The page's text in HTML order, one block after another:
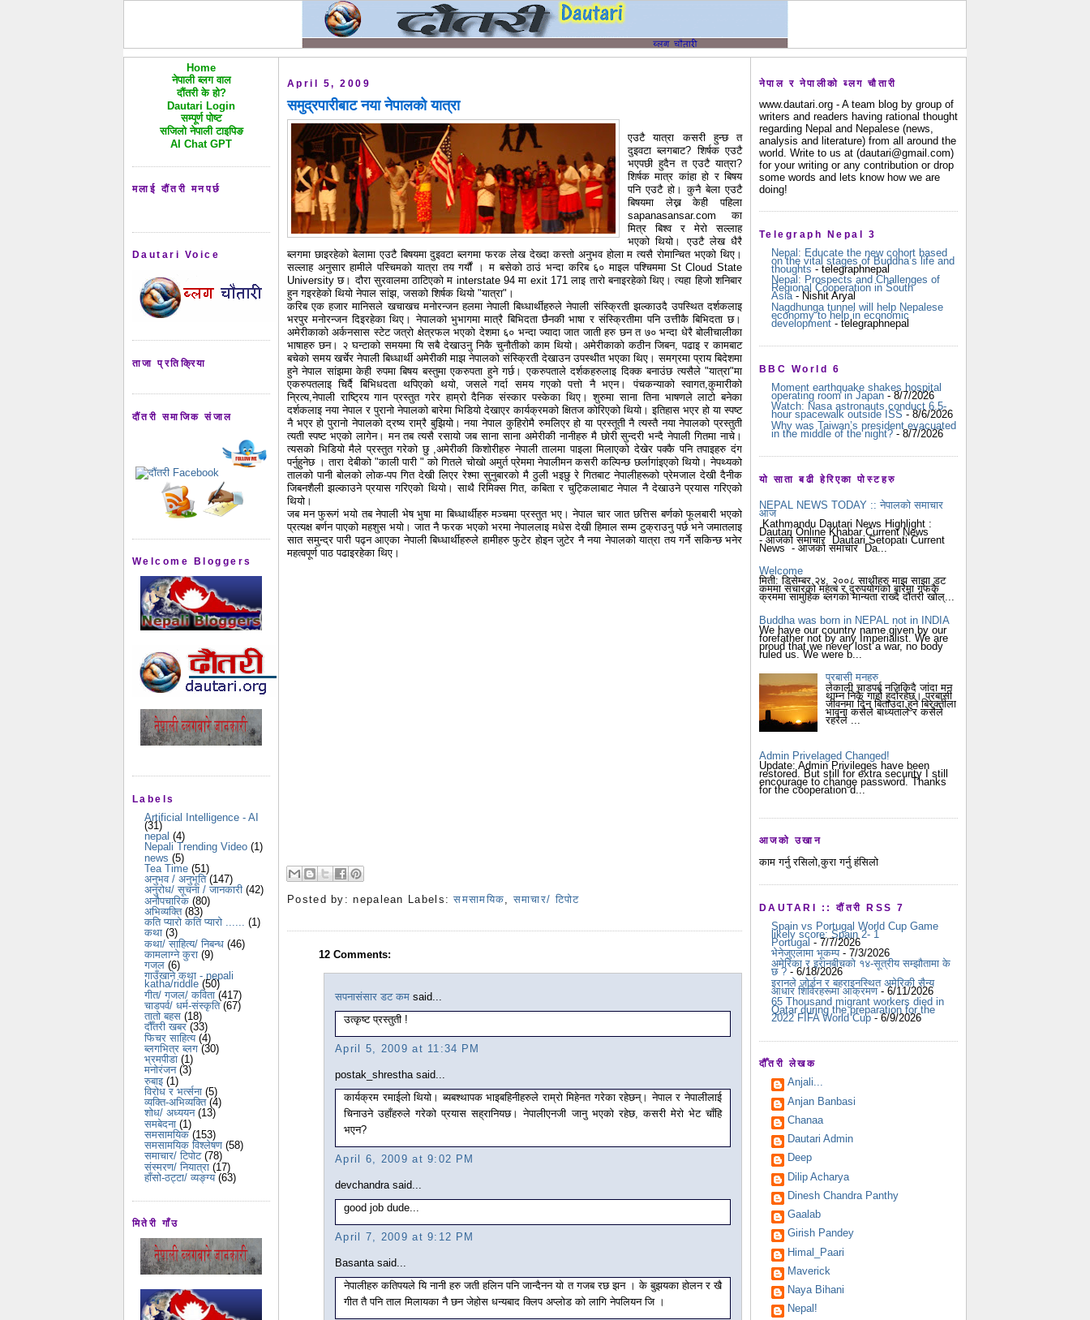
Home
नेपाली ब्लग वाल
दौंतरी के हो?
Dautari Login
सम्पूर्ण पोष्ट
सजिलो नेपाली टाइपिङ
AI Chat GPT
मलाई दौंतरी मनपर्छ
Dautari Voice
ताजा प्रतिक्रिया
दौंतरी समाजिक संजाल
Welcome Bloggers
Labels
Artificial Intelligence - AI
(31)
nepal (4)
Nepali Trending Video (1)
news (5)
Tea Time (51)
अनुभव / अनुभूति (147)
अनुरोध/ सूचना / जानकारी (42)
अनौपचारिक (80)
अभिव्यक्ति (83)
कति प्यारो कति प्यारो ...... (1)
कथा (3)
कथा/ साहित्य/ निबन्ध (46)
कामलाग्ने कुरा (9)
गजल (6)
गाउँखाने कथा - nepali
katha/riddle (50)
गीत/ गजल/ कविता (417)
चाडपर्व/ धर्म-संस्कृति (67)
तातो बहस (18)
दौँतरी खबर (33)
फिचर साहित्य (4)
ब्लगभित्र ब्लग (30)
भ्रमपीडा (1)
मनोरंजन (3)
रुबाइ (1)
विरोध र भर्त्सना (5)
व्यक्ति-अभिव्यक्ति (4)
शोध/ अध्ययन (13)
समबेदना (1)
समसामयिक (153)
समसामयिक विश्लेषण (58)
समाचार/ टिपोट (78)
संस्मरण/ नियात्रा (17)
हाँसो-ठट्टा/ व्यङ्ग्य (63)
मितेरी गाँउ
April 5, 2009
समुद्रपारीबाट नया नेपालको यात्रा
एउटै यात्रा कसरी हुन्छ त
दुइवटा ब्लगबाट? शिर्षक एउटै
भएपछी हुदैन त एउटै यात्रा?
शिर्षक मात्र कांहा हो र बिषय
पनि एउटै हो। कुनै बेला एउटै
बिषयमा लेख्न केही पहिला
sapanasansar.com का
मित्र बिश्व र मेरो सल्लाह
भएको थियो। एउटै लेख धैरै
ब्लगमा छाइरहेको बेलामा एउटै बिषयमा दुइवटा ब्लगमा फरक लेख देख्दा कस्तो अनुभव होला म त्यसै रोमान्चित भएको थिए।
सल्लाह अनुसार हामीले पस्चिमको यात्रा तय गर्यौं । म बसेको ठाउं भन्दा करिब ६० माइल पश्चिममा St Cloud State
University छ। दौरा सुरवालमा ठाटिएको म interstate 94 मा exit 171 लाइ तारो बनाइरहेको थिए। त्यहा हिजो शनिबार
हुन गइरहेको थियो नेपाल सांझ, जसको शिर्षक थियो "यात्रा"।
करिब एक हजार मानिसले खचाखच मनोरन्जन हलमा नेपाली बिध्धार्थीहरुले नेपाली संस्क्रिती झल्काउदै उपस्थित दर्शकलाइ
भरपुर मनोरन्जन दिइरहेका थिए। नेपालको भुभागमा मात्रै बिभिदता छैनकी भाषा र संस्क्रितीमा पनि उत्तीकै बिभिदता छ।
अमेरीकाको अर्कनसास स्टेट जत्रो क्षेत्रफल भएको देशमा ६० भन्दा ज्यादा जात जाती हरु छन त ७० भन्दा धेरै बोलीचालीका
भाषाहरु छन। २ घन्टाको समयमा यि सबै देखाउनु निकै चुनौतीको काम थियो। अमेरीकाको कठीन जिबन, पढाइ र कामबाट
बचेको समय खर्चेर नेपाली बिध्धार्थी अमेरीकी माझ नेपालको संस्क्रिती देखाउन उपस्थीत भएका थिए। समग्रमा प्राय बिदेशमा
हुने नेपाल सांझमा केही रुपमा बिषय बस्तुमा एकरुपता हुने गर्छ। एकरुपताले दर्शकहरुलाइ दिक्क बनाउंछ त्यसैले "यात्रा"मा
एकरुपतलाइ चिर्दै बिभिधदता थपिएको थयो, जसले गर्दा समय गएको पत्तो नै भएन। पंचकन्याको स्वागत,कुमारीको
न्रित्य,नेपाली राष्ट्रिय गान प्रस्तुत गरेर हाम्रो दैनिक संस्कार पस्केका थिए। शुरुमा साना तिना भाषणले लाटो बनेका
दर्शकलाइ नया नेपाल र पुरानो नेपालको बारेमा भिडियो देखाएर कार्यक्रमको क्षितज कोरिएको थियो। इतिहास भएर हो या स्पष्ट
नै भएर हो पुरानो नेपालको द्रष्य राम्रै बुझियो। नया नेपाल कुहिरोमै रुमलिएर हो या प्रस्तूती नै त्यस्तै नया नेपालको प्रस्तुती
त्यती स्पष्ट भएको लागेन। मन तब त्यसै रसायो जब साना साना अमेरीकी नानीहरु मै छोरी सुन्दरी भन्दै नेपाली गितमा नाचे।
त्यसको भिडियो मैले प्रस्तुत गरेको छु ,अमेरीकी किशोरीहरु नेपाली तालमा पाइला मिलाएको देखेर पक्कै पनि तपाइहरु दंग
पर्नुहुनेछ । तारा देबीको "काली पारी " को गितले चोखो अमुर्त प्रेममा नेपालीमन कसरी कल्पिन्छ छर्लागांइएको थियो। नेपथ्यको
तालको पानी बोलको लोक-पप गित देखी लिएर रेश्मा सुनुबारको मै ठुली भइछु रे गितबाट नेपालीहरूको प्रेमजाल देखी दैनीक
जिबनशैली झल्काउने प्रयास गरिएको थियो। साथै रिमिक्स गित, कबिता र चुट्किलाबाट नेपाल नै देखाउने प्रयास गरिएको
थियो।
जब मन फुरूगं भयो तब नेपाली भेष भुषा मा बिध्धार्थीहरु मञ्चमा प्रस्तुत भए। नेपाल चार जात छत्तिस बर्णको फूलबारी भएको
प्रत्यक्ष बर्णन पाएको महशुस भयो। जात नै फरक भएको भरमा नेपाललाइ मधेस देखी हिमाल सम्म टुक्राउनु पर्छ भने जमातलाइ
सात समुन्द्र पारी पढ्न आएका नेपाली बिध्धार्थीहरुले हामीहरु फुटेर होइन जुटेर नै नया नेपालको यात्रा तय गर्ने सकिन्छ भनेर
महत्वपूर्ण पाठ पढाइरहेका थिए।
Posted by:nepalean Labels:समसामयिक ,समाचार/ टिपोट
12 Comments:
सपनासंसार डट कम said...
उत्कृष्ट प्रस्तुती !
April 5, 2009 at 11:34 PM
postak_shrestha said...
कार्यक्रम रमाईलो थियो। ब्यबश्थापक भाइबहिनीहरुले राम्रो मिहेनत गरेका रहेछन्। नेपाल र नेपालीलाई
चिनाउने उहाँहरुले गरेको प्रयास सह्रानियछ। नेपालीएनजी जानु भएको रहेछ, कसरी मेरो भेट चाँहि
भएन?
April 6, 2009 at 9:02 PM
devchandra said...
good job dude...
April 7, 2009 at 9:12 PM
Basanta said...
नेपालीहरु कतिपयले यि नानी हरु जती हलिन पनि जान्दैनन यो त गजब रछ झन । के बुझयका होलन र खै
गीत तै पनि ताल मिलायका नै छन जेहोस धन्यबाद क्लिप अप्लोड को लागि नेपलियन जि ।
नेपाल र नेपालीको ब्लग चौतारी
www.dautari.org - A team blog by group of
writers and readers having rational thought
regarding Nepal and Nepalese (news,
analysis and literature) from all around the
world. Write to us at (dautari@gmail.com)
for your writing or any contribution or drop
some words and lets know how we are
doing!
Telegraph Nepal 3
Nepal: Educate the new cohort based
on the vital stages of Buddha’s life and
thoughts - telegraphnepal
Nepal: Prospects and Challenges of
Regional Cooperation in South
Asia- Nishit Aryal
Nagdhunga tunnel will help Nepalese
economy to help in economic
development - telegraphnepal
BBC World 6
Moment earthquake shakes hospital
operating room in Japan - 8/7/2026
Watch: Nasa astronauts conduct 6.5-
hour spacewalk outside ISS - 8/6/2026
Why was Taiwan’s president evacuated
in the middle of the night?- 8/7/2026
यो साता बढी हेरिएका पोस्टहरु
NEPAL NEWS TODAY :: नेपालको समाचार
आज
Kathmandu Dautari News Highlight :
Dautari Online Khabar Current News
- आजको समाचार Dautari Setopati Current
News - आजको समाचार Da...
Welcome
मिती: डिसेम्बर २४, २००८ साथीहरु माझ साझा डट
कममा संचारको महत्ब र दुरुपयोगको बारेमा गफकै
क्रममा सामुहिक ब्लगको मान्यता राख्दै दौंतरी खोल्...
Buddha was born in NEPAL not in INDIA
We have our country name given by our
forefather not by any Imperialist. We are
proud that we never lost a war, no body
ruled us. We were b...
प्रबासी मनहरु
लेकाली चाडपर्ब नजिकिदै जांदा मन
थाम्न निकै गार्हो हुदोंरहेछ। प्रबासी
जीवनमा दिन बिताउदा हुने बिरक्तीला
भावना कसैले बाध्यताले र कसैले
रहरैले ...
Admin Privelaged Changed!
Update: Admin Privileges have been
restored. But still for extra security I still
encourage to change password. Thanks
for the cooperation d...
आजको उखान
काम गर्नु रसिलो,कुरा गर्नु हंसिलो
DAUTARI :: दौंतरी RSS 7
Spain vs Portugal World Cup Game
likely score: Spain 2- 1
Portugal - 7/7/2026
भेनेजुएलामा भूकम्प- 7/3/2026
अमेरिका र इरानबीचको १४-सूत्रीय सम्झौतामा के
छ ? - 6/18/2026
इरानले जोर्डन र बहराइनस्थित अमेरिकी सैन्य
आधार शिविरहरूमा आक्रमण- 6/11/2026
65 Thousand migrant workers died in
Qatar during the preparation for the
2022 FIFA World Cup - 6/9/2026
दौँतरी लेखक
Anjali...
Anjan Banbasi
Chanaa
Dautari Admin
Deep
Dilip Acharya
Dinesh Chandra Panthy
Gaalab
Girish Pandey
Himal_Paari
Maverick
Naya Bihani
Nepal!